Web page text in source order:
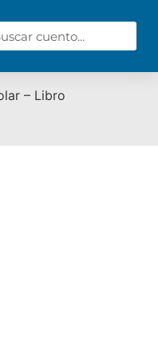
– Libro